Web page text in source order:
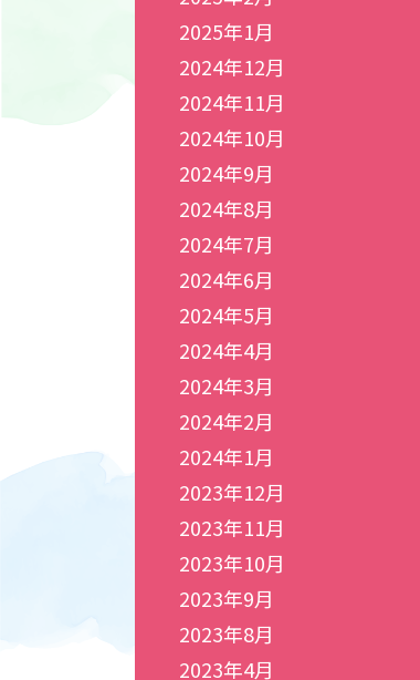
2025年1月
2024年12月
2024年11月
2024年10月
2024年9月
2024年8月
2024年7月
2024年6月
2024年5月
2024年4月
2024年3月
2024年2月
2024年1月
2023年12月
2023年11月
2023年10月
2023年9月
2023年8月
2023年4月